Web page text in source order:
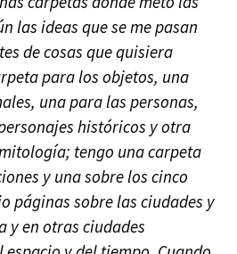
las ideas que se me pasan
de cosas que quisiera
para los objetos, una
una para las personas,
históricos y otra
tengo una carpeta
y una sobre los cinco
páginas sobre las ciudades y
y en otras ciudades